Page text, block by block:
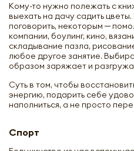
Кому-то нужно полежать с
выехать на дачу садить
поговорить, некоторым ─
компании, боулинг, кино,
складывание пазла,
любое другое занятие.
образом заряжает и
Суть в том, чтобы
энергию, подарить себе
наполниться, а не просто
Спорт